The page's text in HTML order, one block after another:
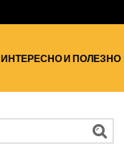
ИНТЕРЕСНО И ПОЛЕЗНО